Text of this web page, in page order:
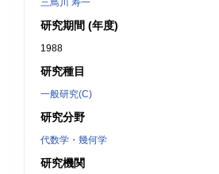
三鳥川 寿一
研究期間 (年度)
1988
研究種目
一般研究(C)
研究分野
代数学・幾何学
研究機関